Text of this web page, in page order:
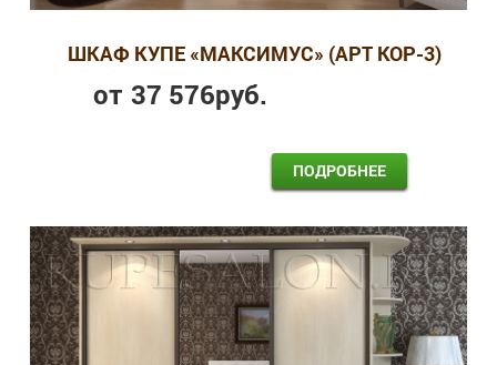
ШКАФ КУПЕ «МАКСИМУС» (АРТ КОР-3)
от 37 576руб.
ПОДРОБНЕЕ